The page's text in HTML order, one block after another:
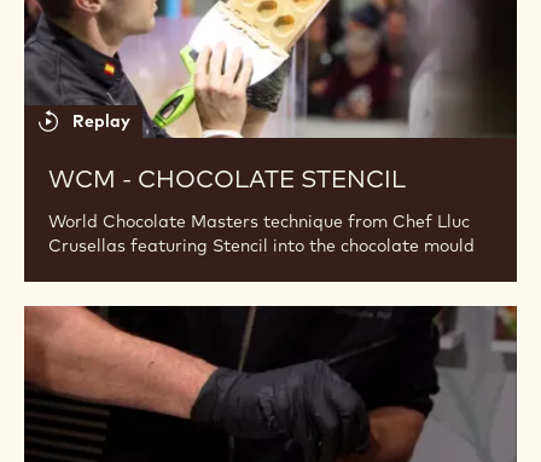
Replay
WCM - CHOCOLATE STENCIL
World Chocolate Masters technique from Chef Lluc
Crusellas featuring Stencil into the chocolate mould
WCM
Iced
truffle